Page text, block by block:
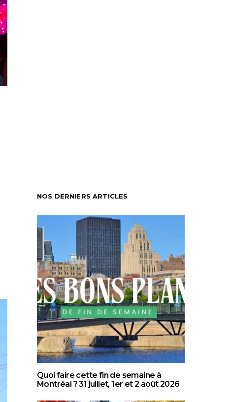
NOS DERNIERS ARTICLES
Quoi faire cette fin de semaine à
Montréal ? 31 juillet, 1er et 2 août 2026